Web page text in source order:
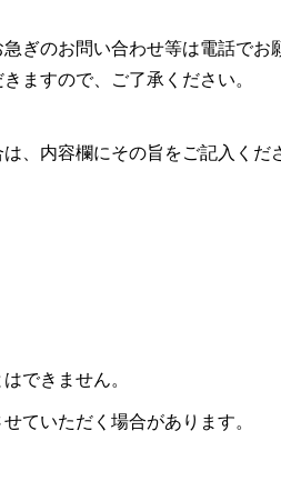
ぎのお問い合わせ等は電話でお
ますので、ご了承ください。
、内容欄にその旨をご記入くだ
できません。
ていただく場合があります。